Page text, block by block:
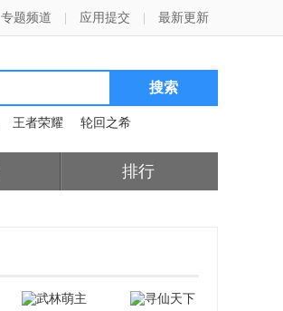
专题频道 应用提交 最新更新
王者荣耀 轮回之希
排行